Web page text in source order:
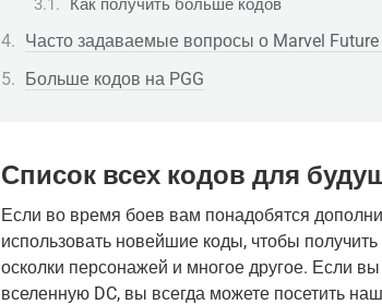
Как получить больше кодов
Часто задаваемые вопросы о Marvel
Больше кодов на PGG
Список всех кодов для
Если во время боев вам понадобятся
использовать новейшие коды, чтобы
осколки персонажей и многое другое. Если
вселенную DC, вы всегда можете посетить